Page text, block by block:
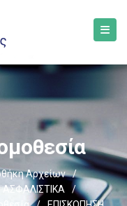
Αρχείων
/
ΑΣΦΑΛΙΣΤΙΚΑ
/